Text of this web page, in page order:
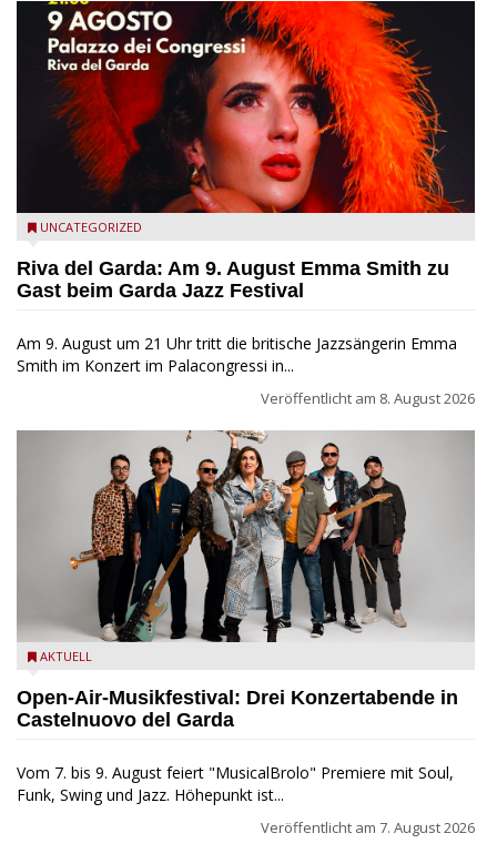
Riva del Garda - Emma Smith zu Gast beim Garda Jazz
UNCATEGORIZED
Riva del Garda: Am 9. August Emma Smith zu
Gast beim Garda Jazz Festival
Am 9. August um 21 Uhr tritt die britische Jazzsängerin Emma
Smith im Konzert im Palacongressi in...
Veröffentlicht am 8. August 2026
Castelnuovo del Garda: Die "Dirotta su Cuba" zu Gast beim
AKTUELL
Open-Air-Musikfestival: Drei Konzertabende in
Castelnuovo del Garda
Vom 7. bis 9. August feiert "MusicalBrolo" Premiere mit Soul,
Funk, Swing und Jazz. Höhepunkt ist...
Veröffentlicht am 7. August 2026